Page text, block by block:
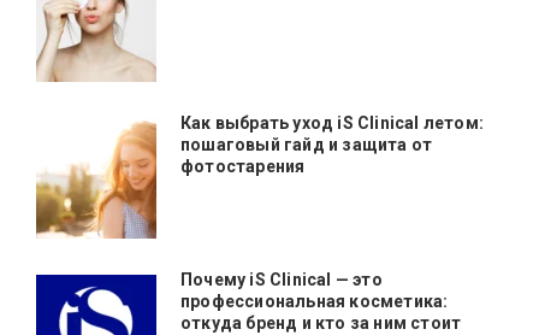
Как выбрать уход iS Clinical летом:
пошаговый гайд и защита от
фотостарения
Почему iS Clinical — это
профессиональная косметика:
откуда бренд и кто за ним стоит